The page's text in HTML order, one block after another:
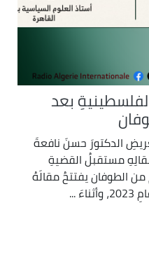
بعد
الدكتورَ حسنَ نافعةَ
مستقبلُ القضيةِ
الطوفان يفتتحُ مقالَهُ
...